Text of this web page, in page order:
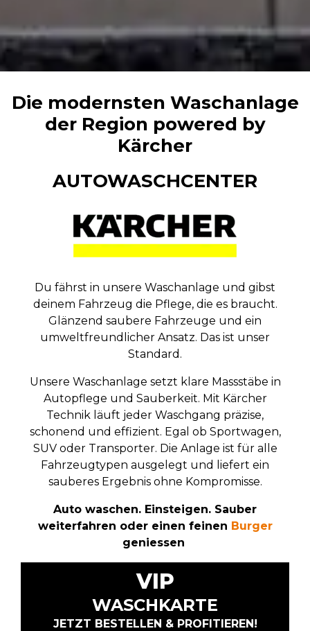
Die modernsten Waschanlage
der Region powered by
Kärcher
AUTOWASCHCENTER
Du fährst in unsere Waschanlage und gibst
deinem Fahrzeug die Pflege, die es braucht.
Glänzend saubere Fahrzeuge und ein
umweltfreundlicher Ansatz. Das ist unser
Standard.
Unsere Waschanlage setzt klare Massstäbe in
Autopflege und Sauberkeit. Mit Kärcher
Technik läuft jeder Waschgang präzise,
schonend und effizient. Egal ob Sportwagen,
SUV oder Transporter. Die Anlage ist für alle
Fahrzeugtypen ausgelegt und liefert ein
sauberes Ergebnis ohne Kompromisse.
Auto waschen. Einsteigen. Sauber
weiterfahren oder einen feinen Burger
geniessen
VIP
WASCHKARTE
JETZT BESTELLEN & PROFITIEREN!